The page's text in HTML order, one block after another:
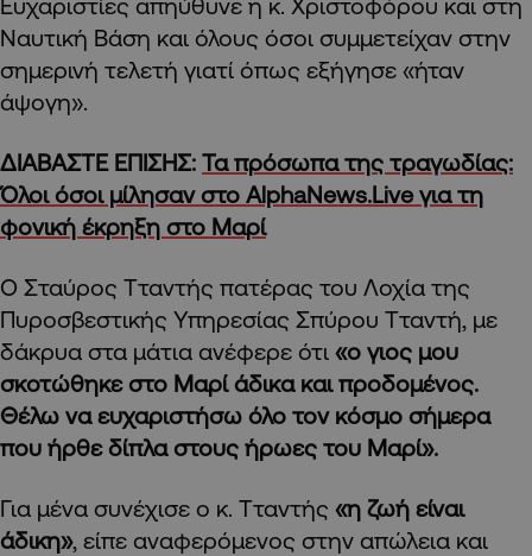
Ευχαριστίες απηύθυνε η κ. Χριστοφόρου και στη
Ναυτική Βάση και όλους όσοι συμμετείχαν στην
σημερινή τελετή γιατί όπως εξήγησε «ήταν
άψογη».
ΔΙΑΒΑΣΤΕ ΕΠΙΣΗΣ: Τα πρόσωπα της τραγωδίας:
Όλοι όσοι μίλησαν στο AlphaNews.Live για τη
φονική έκρηξη στο Μαρί
Ο Σταύρος Τταντής πατέρας του Λοχία της
Πυροσβεστικής Υπηρεσίας Σπύρου Τταντή, με
δάκρυα στα μάτια ανέφερε ότι «ο γιος μου
σκοτώθηκε στο Μαρί άδικα και προδομένος.
Θέλω να ευχαριστήσω όλο τον κόσμο σήμερα
που ήρθε δίπλα στους ήρωες του Μαρί».
Για μένα συνέχισε ο κ. Τταντής «η ζωή είναι
άδικη», είπε αναφερόμενος στην απώλεια και